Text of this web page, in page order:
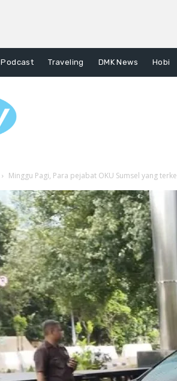
Podcast Traveling DMK News Hobi
Minggu Pagi, Para pejabat OKU Sumsel yang